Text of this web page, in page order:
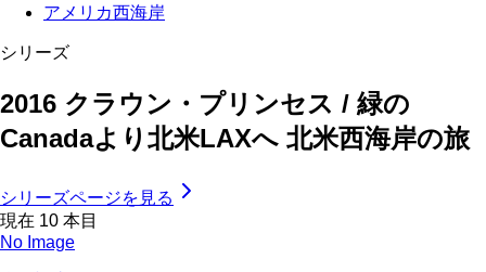
アメリカ西海岸
シリーズ
2016 クラウン・プリンセス / 緑の
Canadaより北米LAXへ 北米西海岸の旅
シリーズページを見る
現在 10 本目
No Image